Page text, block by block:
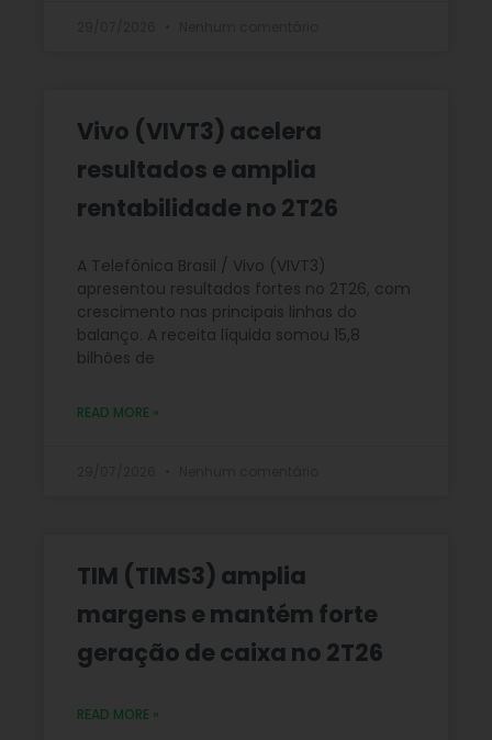
Vivo (VIVT3) acelera
resultados e amplia
rentabilidade no 2T26
A Telefônica Brasil / Vivo (VIVT3)
apresentou resultados fortes no 2T26, com
crescimento nas principais linhas do
balanço. A receita líquida somou 15,8
bilhões de
READ MORE »
TIM (TIMS3) amplia
margens e mantém forte
geração de caixa no 2T26
READ MORE »